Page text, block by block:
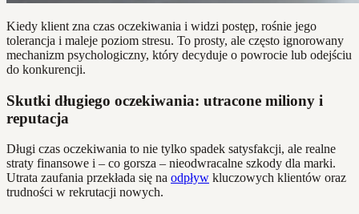
Kiedy klient zna czas oczekiwania i widzi postęp, rośnie jego
tolerancja i maleje poziom stresu. To prosty, ale często ignorowany
mechanizm psychologiczny, który decyduje o powrocie lub odejściu
do konkurencji.
Skutki długiego oczekiwania: utracone miliony i
reputacja
Długi czas oczekiwania to nie tylko spadek satysfakcji, ale realne
straty finansowe i – co gorsza – nieodwracalne szkody dla marki.
Utrata zaufania przekłada się na odpływ kluczowych klientów oraz
trudności w rekrutacji nowych.